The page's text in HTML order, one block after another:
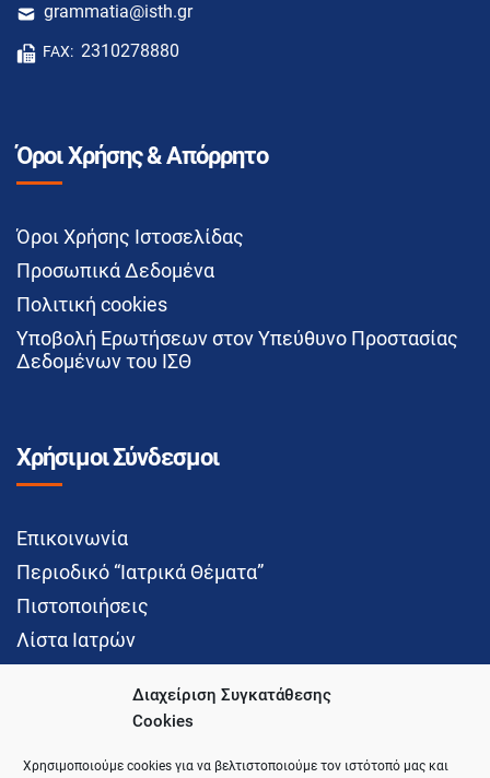
Διαχείριση Συγκατάθεσης
Cookies
Χρησιμοποιούμε cookies για να βελτιστοποιούμε τον ιστότοπό μας και
grammatia@isth.gr
FAX: 2310278880
Όροι Χρήσης & Απόρρητο
Όροι Χρήσης Ιστοσελίδας
Προσωπικά Δεδομένα
Πολιτική cookies
Υποβολή Ερωτήσεων στον Υπεύθυνο Προστασίας
Δεδομένων του ΙΣΘ
Χρήσιμοι Σύνδεσμοι
Επικοινωνία
Περιοδικό “Ιατρικά Θέματα”
Πιστοποιήσεις
Λίστα Ιατρών
Social Media